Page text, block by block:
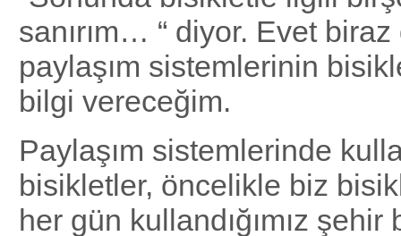
sanırım… “ diyor. Evet
paylaşım sistemlerinin
bilgi vereceğim.
Paylaşım sistemlerinde
bisikletler, öncelikle biz
her gün kullandığımız